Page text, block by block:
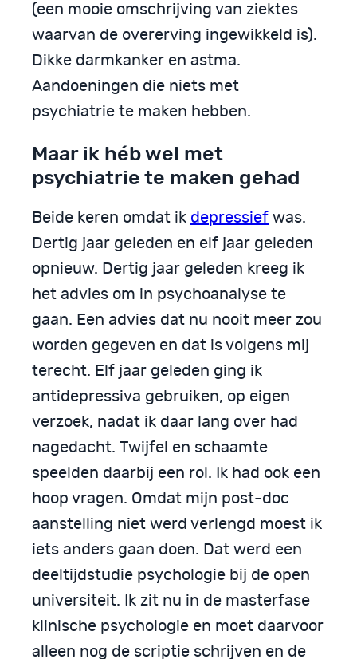
(een mooie omschrijving van ziektes
waarvan de overerving ingewikkeld is).
Dikke darmkanker en astma.
Aandoeningen die niets met
psychiatrie te maken hebben.
Maar ik héb wel met
psychiatrie te maken gehad
Beide keren omdat ik depressief was.
Dertig jaar geleden en elf jaar geleden
opnieuw. Dertig jaar geleden kreeg ik
het advies om in psychoanalyse te
gaan. Een advies dat nu nooit meer zou
worden gegeven en dat is volgens mij
terecht. Elf jaar geleden ging ik
antidepressiva gebruiken, op eigen
verzoek, nadat ik daar lang over had
nagedacht. Twijfel en schaamte
speelden daarbij een rol. Ik had ook een
hoop vragen. Omdat mijn post-doc
aanstelling niet werd verlengd moest ik
iets anders gaan doen. Dat werd een
deeltijdstudie psychologie bij de open
universiteit. Ik zit nu in de masterfase
klinische psychologie en moet daarvoor
alleen nog de scriptie schrijven en de